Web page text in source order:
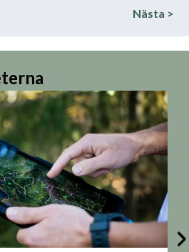
Nästa >